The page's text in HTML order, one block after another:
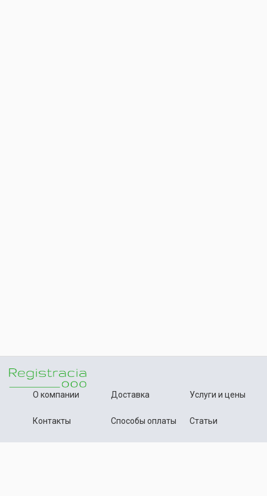
О компании
Контакты
Доставка
Способы оплаты
Услуги и цены
Статьи